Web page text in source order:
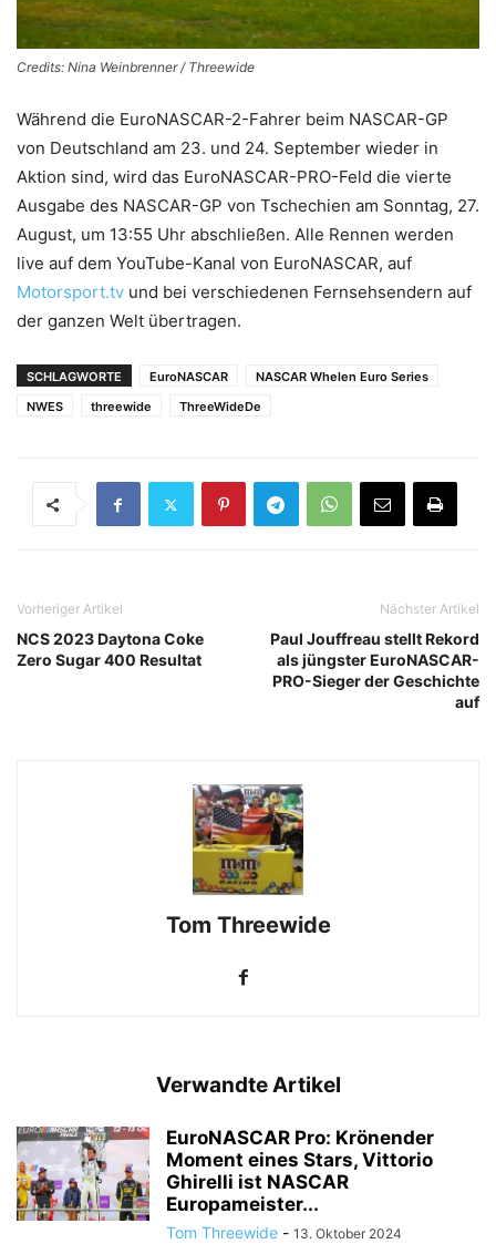
Credits: Nina Weinbrenner / Threewide
Während die EuroNASCAR-2-Fahrer beim NASCAR-GP
von Deutschland am 23. und 24. September wieder in
Aktion sind, wird das EuroNASCAR-PRO-Feld die vierte
Ausgabe des NASCAR-GP von Tschechien am Sonntag, 27.
August, um 13:55 Uhr abschließen. Alle Rennen werden
live auf dem YouTube-Kanal von EuroNASCAR, auf
Motorsport.tv und bei verschiedenen Fernsehsendern auf
der ganzen Welt übertragen.
SCHLAGWORTE EuroNASCAR
NASCAR Whelen Euro Series
NWES
threewide ThreeWideDe
Vorheriger Artikel
NCS 2023 Daytona Coke
Zero Sugar 400 Resultat
Nächster Artikel
Paul Jouffreau stellt Rekord
als jüngster EuroNASCAR-
PRO-Sieger der Geschichte
auf
Tom Threewide
Verwandte Artikel
EuroNASCAR Pro: Krönender
Moment eines Stars, Vittorio
Ghirelli ist NASCAR
Europameister...
Tom Threewide - 13. Oktober 2024